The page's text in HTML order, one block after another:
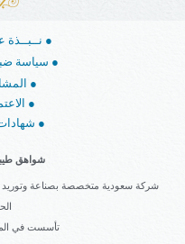
نــبــذة عن الـــشـــــــركة ●
سياسة ضبط الجودة والأهداف ●
المشاريع والمنجزات ●
الاعتمادات الحصرية ●
شهادات الجودة العالمية ●
شواهق
شركة سعودية متخصصة بصناعة وتوريد
تأسست في